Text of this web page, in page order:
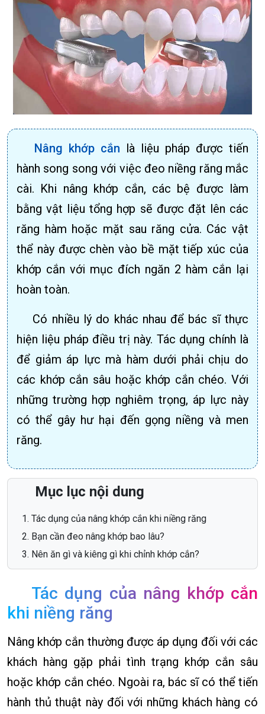
Nâng khớp cắn là liệu pháp được tiến
hành song song với việc đeo niềng răng mắc
cài. Khi nâng khớp cắn, các bệ được làm
bằng vật liệu tổng hợp sẽ được đặt lên các
răng hàm hoặc mặt sau răng cửa. Các vật
thể này được chèn vào bề mặt tiếp xúc của
khớp cắn với mục đích ngăn 2 hàm cắn lại
hoàn toàn.
Có nhiều lý do khác nhau để bác sĩ thực
hiện liệu pháp điều trị này. Tác dụng chính là
để giảm áp lực mà hàm dưới phải chịu do
các khớp cắn sâu hoặc khớp cắn chéo. Với
những trường hợp nghiêm trọng, áp lực này
có thể gây hư hại đến gọng niềng và men
răng.
Mục lục nội dung
Tác dụng của nâng khớp cắn khi niềng răng
Bạn cần đeo nâng khớp bao lâu?
Nên ăn gì và kiêng gì khi chỉnh khớp cắn?
Tác dụng của nâng khớp cắn
khi niềng răng
Nâng khớp cắn thường được áp dụng đối với các
khách hàng gặp phải tình trạng khớp cắn sâu
hoặc khớp cắn chéo. Ngoài ra, bác sĩ có thể tiến
hành thủ thuật này đối với những khách hàng có